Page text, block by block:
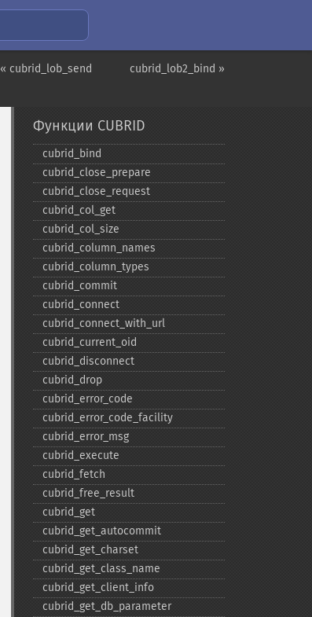
cubrid_lob2_bind »
« cubrid_lob_send
Функции CUBRID
cubrid_​bind
cubrid_​close_​prepare
cubrid_​close_​request
cubrid_​col_​get
cubrid_​col_​size
cubrid_​column_​names
cubrid_​column_​types
cubrid_​commit
cubrid_​connect
cubrid_​connect_​with_​url
cubrid_​current_​oid
cubrid_​disconnect
cubrid_​drop
cubrid_​error_​code
cubrid_​error_​code_​facility
cubrid_​error_​msg
cubrid_​execute
cubrid_​fetch
cubrid_​free_​result
cubrid_​get
cubrid_​get_​autocommit
cubrid_​get_​charset
cubrid_​get_​class_​name
cubrid_​get_​client_​info
cubrid_​get_​db_​parameter